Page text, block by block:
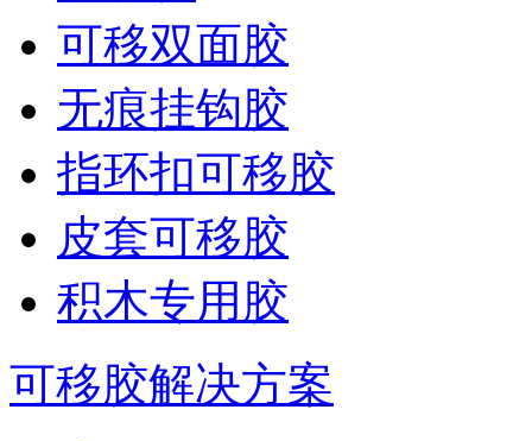
可移双面胶
无痕挂钩胶
指环扣可移胶
皮套可移胶
积木专用胶
可移胶解决方案